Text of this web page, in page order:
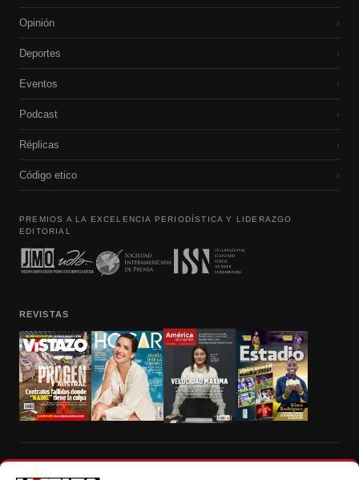
Opinión ›
Deportes ›
Eventos ›
Podcast ›
Réplicas ›
Código etico ›
PREMIOS A LA EXCELENCIA PERIODÍSTICA Y LIDERAZGO
EDITORIAL
REVISTAS